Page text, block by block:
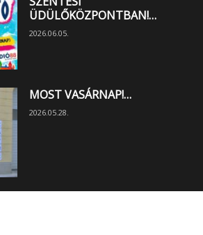
ÜDÜLŐKÖZPONTBAN!…
2026.06.05.
MOST VASÁRNAP!…
2026.05.28.